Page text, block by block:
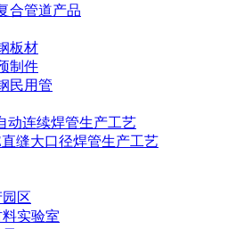
合管道产品
板材
制件
民用管
动连续焊管生产工艺
直缝大口径焊管生产工艺
区
实验室